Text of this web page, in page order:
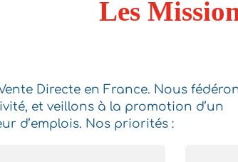
Les
Directe en France. Nous
et veillons à la promotion d’un
d’emplois. Nos priorités :